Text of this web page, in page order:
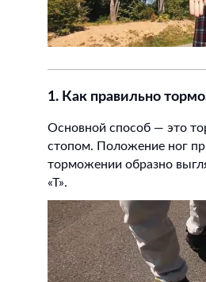
1. Как правильно
Основной способ — это
стопом. Положение ног
торможении образно
«Т».